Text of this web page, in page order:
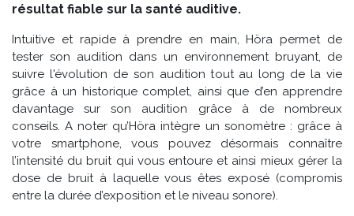
résultat fiable sur la santé auditive.
Intuitive et rapide à prendre en main, Höra permet de
tester son audition dans un environnement bruyant, de
suivre l'évolution de son audition tout au long de la vie
grâce à un historique complet, ainsi que d’en apprendre
davantage sur son audition grâce à de nombreux
conseils. A noter qu’Höra intègre un sonomètre : grâce à
votre smartphone, vous pouvez désormais connaître
l’intensité du bruit qui vous entoure et ainsi mieux gérer la
dose de bruit à laquelle vous êtes exposé (compromis
entre la durée d’exposition et le niveau sonore).